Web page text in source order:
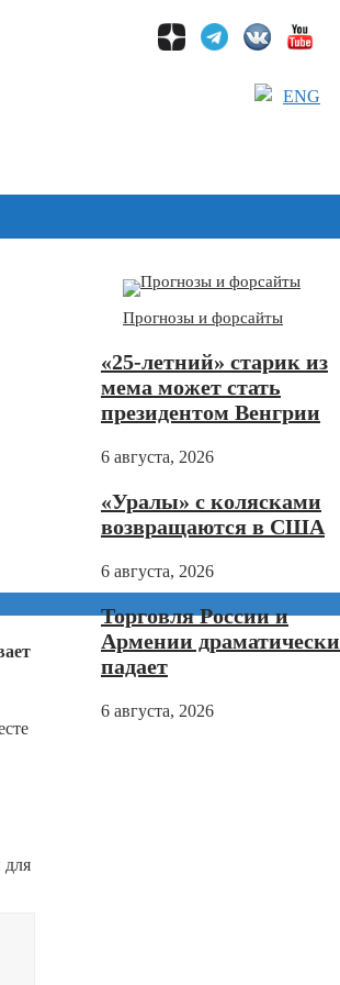
ENG
для
Прогнозы и форсайты
«25-летний» старик из
мема может стать
президентом Венгрии
6 августа, 2026
«Уралы» с колясками
возвращаются в США
6 августа, 2026
Торговля России и
Армении драматически
падает
6 августа, 2026